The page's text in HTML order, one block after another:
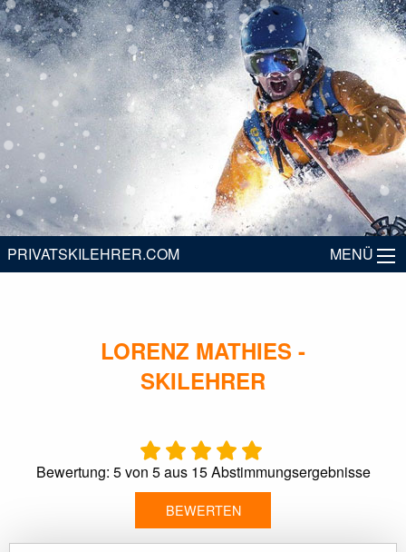
Home
Angebot
Skilehrer
Anfragen
Partner
Impressum
PRIVATSKILEHRER.COM MENÜ
LORENZ MATHIES -
SKILEHRER
Bewertung: 5 von 5 aus 15 Abstimmungsergebnisse
BEWERTEN